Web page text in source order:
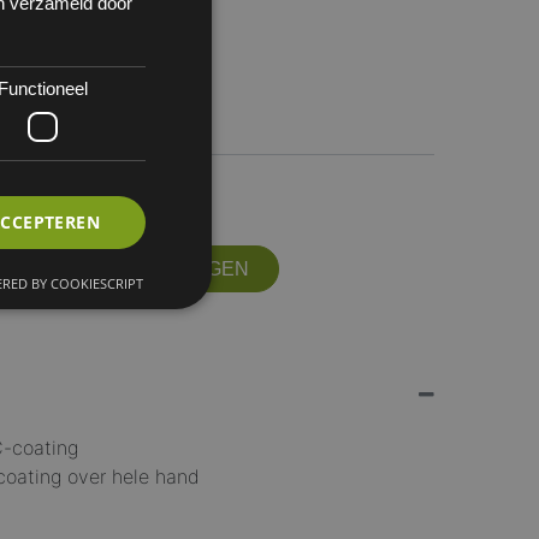
OFFERTE AANVRAGEN
coating
over hele hand
Functioneel
BY COOKIESCRIPT